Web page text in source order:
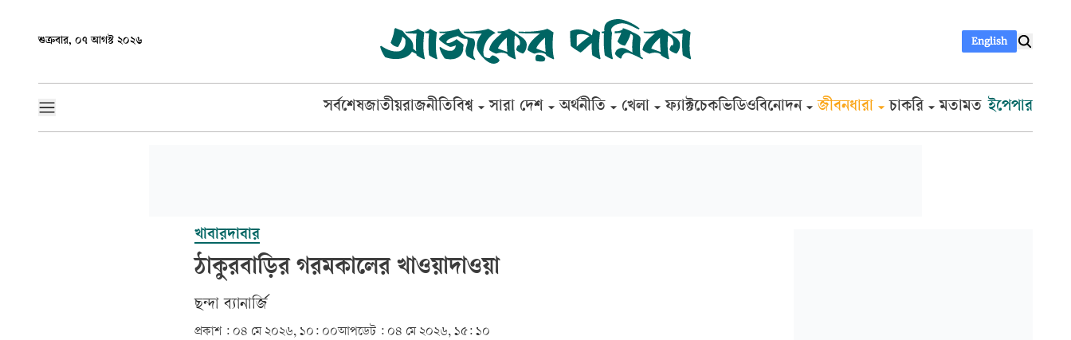
শুক্রবার, ০৭ আগস্ট ২০২৬ English
সর্বশেষজাতীয়রাজনীতিবিশ্ব সারা দেশ অর্থনীতি খেলা ফ্যাক্টচেকভিডিওবিনোদন জীবনধারা চাকরি মতামত ইপেপার
খাবারদাবার
ঠাকুরবাড়ির গরমকালের খাওয়াদাওয়া
ছন্দা ব্যানার্জি
প্রকাশ : ০৪ মে ২০২৬, ১০: ০০আপডেট : ০৪ মে ২০২৬, ১৫: ১০